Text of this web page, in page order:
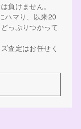
負けません。
ハマり、以来20
っぷりつかって
査定はお任せく